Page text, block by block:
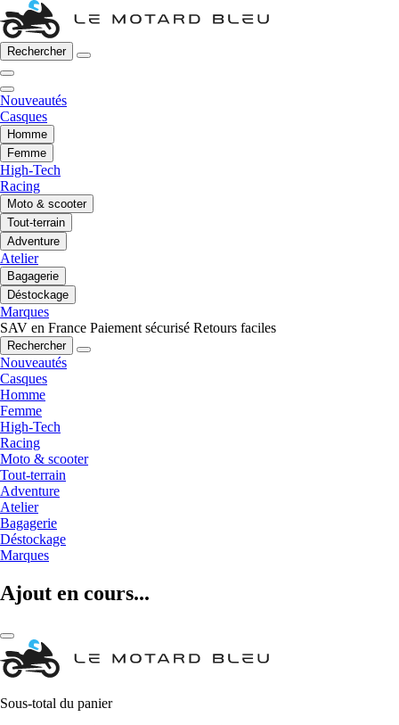
Rechercher
Nouveautés
Casques
Homme
Femme
High-Tech
Racing
Moto & scooter
Tout-terrain
Adventure
Atelier
Bagagerie
Déstockage
Marques
SAV en France Paiement sécurisé Retours faciles
Rechercher
Nouveautés
Casques
Homme
Femme
High-Tech
Racing
Moto & scooter
Tout-terrain
Adventure
Atelier
Bagagerie
Déstockage
Marques
Ajout en cours...
Sous-total du panier